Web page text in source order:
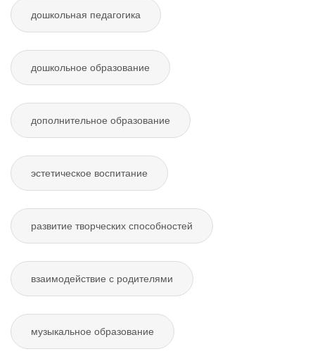
дошкольная педагогика
дошкольное образование
дополнительное образование
эстетическое воспитание
развитие творческих способностей
взаимодействие с родителями
музыкальное образование